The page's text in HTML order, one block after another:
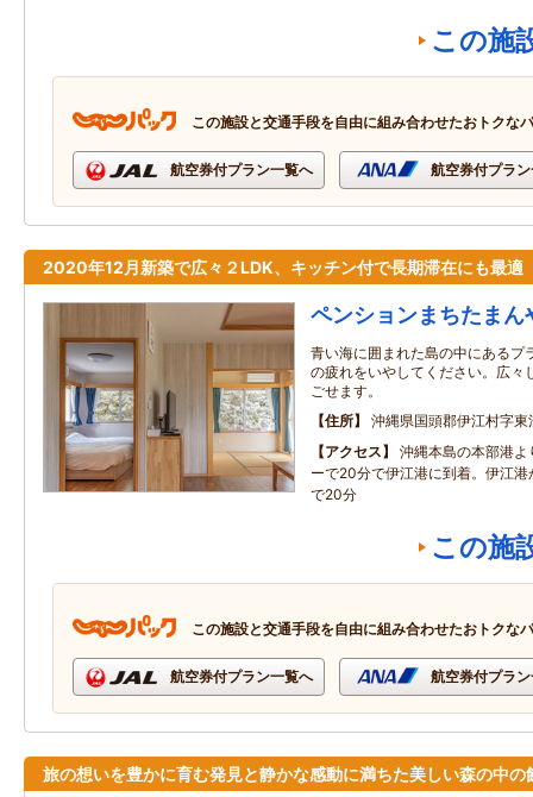
この施
この施設と交通手段を自由に組み合わせたおトクな
航空券付プラン一覧へ 航空券付プラ
2020年12月新築で広々２LDK、キッチン付で長期滞在にも最適
ペンションまちたまん
青い海に囲まれた島の中にあるプ
の疲れをいやしてください。広々
ごせます。
住所
沖縄県国頭郡伊江村字東
アクセス
沖縄本島の本部港
ーで20分で伊江港に到着。伊江
で20分
この施
この施設と交通手段を自由に組み合わせたおトクな
航空券付プラン一覧へ 航空券付プラ
旅の想いを豊かに育む発見と静かな感動に満ちた美しい森の中の